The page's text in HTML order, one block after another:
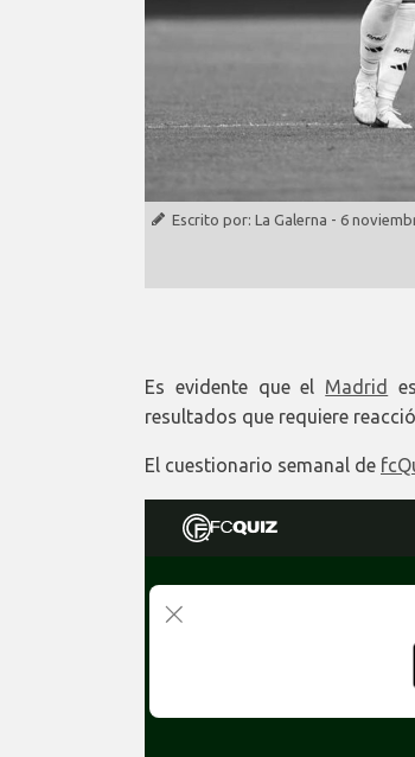
Escrito por: La Galerna - 6
Es evidente que el Madrid
resultados que requiere
El cuestionario semanal de